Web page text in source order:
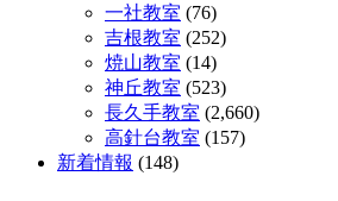
一社教室 (76)
吉根教室 (252)
焼山教室 (14)
神丘教室 (523)
長久手教室 (2,660)
高針台教室 (157)
新着情報 (148)